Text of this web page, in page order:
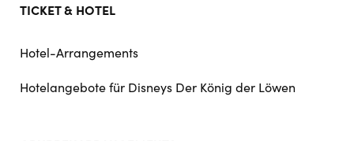
TICKET & HOTEL
Hotel-Arrangements
Hotelangebote für Disneys Der König der Löwen